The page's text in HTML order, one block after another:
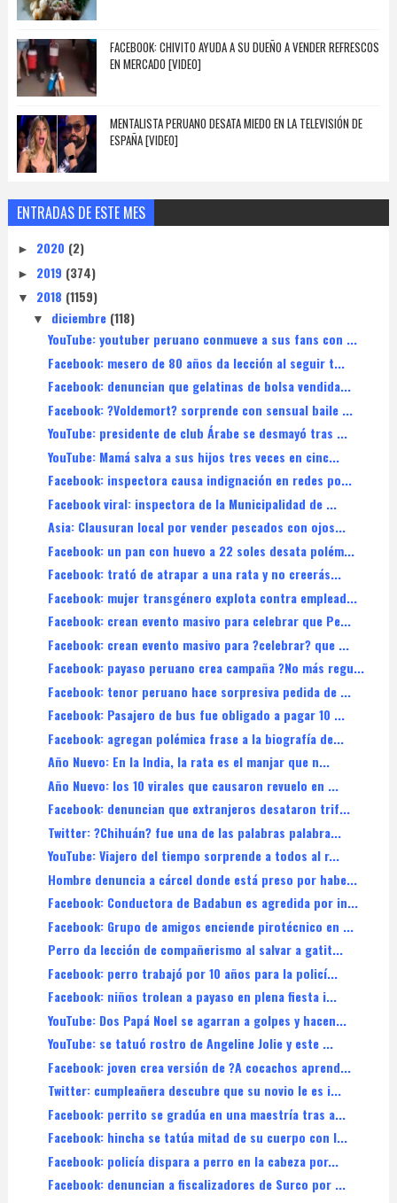
FACEBOOK: CHIVITO AYUDA A SU DUEÑO A VENDER REFRESCOS
EN MERCADO [VIDEO]
MENTALISTA PERUANO DESATA MIEDO EN LA TELEVISIÓN DE
ESPAÑA [VIDEO]
ENTRADAS DE ESTE MES
► 2020 (2)
► 2019 (374)
▼ 2018 (1159)
▼ diciembre (118)
YouTube: youtuber peruano conmueve a sus fans con ...
Facebook: mesero de 80 años da lección al seguir t...
Facebook: denuncian que gelatinas de bolsa vendida...
Facebook: ?Voldemort? sorprende con sensual baile ...
YouTube: presidente de club Árabe se desmayó tras ...
YouTube: Mamá salva a sus hijos tres veces en cinc...
Facebook: inspectora causa indignación en redes po...
Facebook viral: inspectora de la Municipalidad de ...
Asia: Clausuran local por vender pescados con ojos...
Facebook: un pan con huevo a 22 soles desata polém...
Facebook: trató de atrapar a una rata y no creerás...
Facebook: mujer transgénero explota contra emplead...
Facebook: crean evento masivo para celebrar que Pe...
Facebook: crean evento masivo para ?celebrar? que ...
Facebook: payaso peruano crea campaña ?No más regu...
Facebook: tenor peruano hace sorpresiva pedida de ...
Facebook: Pasajero de bus fue obligado a pagar 10 ...
Facebook: agregan polémica frase a la biografía de...
Año Nuevo: En la India, la rata es el manjar que n...
Año Nuevo: los 10 virales que causaron revuelo en ...
Facebook: denuncian que extranjeros desataron trif...
Twitter: ?Chihuán? fue una de las palabras palabra...
YouTube: Viajero del tiempo sorprende a todos al r...
Hombre denuncia a cárcel donde está preso por habe...
Facebook: Conductora de Badabun es agredida por in...
Facebook: Grupo de amigos enciende pirotécnico en ...
Perro da lección de compañerismo al salvar a gatit...
Facebook: perro trabajó por 10 años para la policí...
Facebook: niños trolean a payaso en plena fiesta i...
YouTube: Dos Papá Noel se agarran a golpes y hacen...
YouTube: se tatuó rostro de Angeline Jolie y este ...
Facebook: joven crea versión de ?A cocachos aprend...
Twitter: cumpleañera descubre que su novio le es i...
Facebook: perrito se gradúa en una maestría tras a...
Facebook: hincha se tatúa mitad de su cuerpo con l...
Facebook: policía dispara a perro en la cabeza por...
Facebook: denuncian a fiscalizadores de Surco por ...